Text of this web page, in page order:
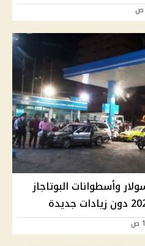
وأسطوانات البوتاجاز